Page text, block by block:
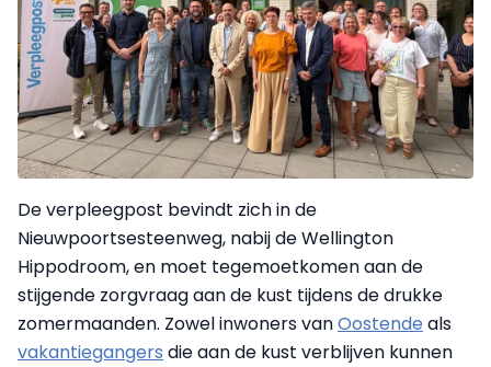
De verpleegpost bevindt zich in de
Nieuwpoortsesteenweg, nabij de Wellington
Hippodroom, en moet tegemoetkomen aan de
stijgende zorgvraag aan de kust tijdens de drukke
zomermaanden. Zowel inwoners vanOostende als
vakantiegangers die aan de kust verblijven kunnen